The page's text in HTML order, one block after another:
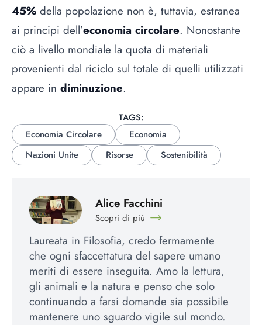
45% della popolazione non è, tuttavia, estranea
ai principi dell’economia circolare. Nonostante
ciò a livello mondiale la quota di materiali
provenienti dal riciclo sul totale di quelli utilizzati
appare in diminuzione.
TAGS:
Economia Circolare
Economia
Nazioni Unite
Risorse Sostenibilità
Alice Facchini
Scopri di più
Laureata in Filosofia, credo fermamente
che ogni sfaccettatura del sapere umano
meriti di essere inseguita. Amo la lettura,
gli animali e la natura e penso che solo
continuando a farsi domande sia possibile
mantenere uno sguardo vigile sul mondo.